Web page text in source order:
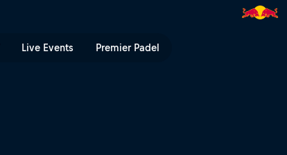
Live Events Premier Padel